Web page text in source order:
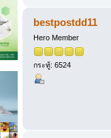
bestpostdd11
Hero Member
กระทู้: 6524